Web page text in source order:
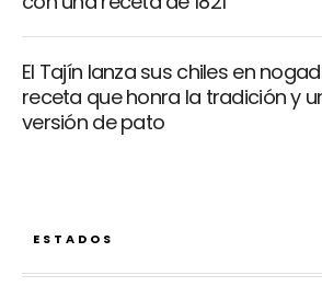
El Tajín lanza sus chiles en
receta que honra la tradición y
versión de pato
ESTADOS